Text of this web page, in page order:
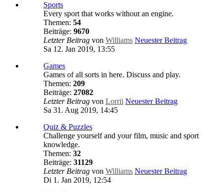
Sports
Every sport that works without an engine.
Themen: 54
Beiträge: 9670
Letzter Beitrag von Williams Neuester Beitrag
Sa 12. Jan 2019, 13:55
Games
Games of all sorts in here. Discuss and play.
Themen: 209
Beiträge: 27082
Letzter Beitrag von Lorrii Neuester Beitrag
Sa 31. Aug 2019, 14:45
Quiz & Puzzles
Challenge yourself and your film, music and sport
knowledge.
Themen: 32
Beiträge: 31129
Letzter Beitrag von Williams Neuester Beitrag
Di 1. Jan 2019, 12:54